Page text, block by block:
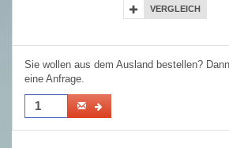
VERGLEICH
Sie wollen aus dem Ausland bestellen?
eine Anfrage.